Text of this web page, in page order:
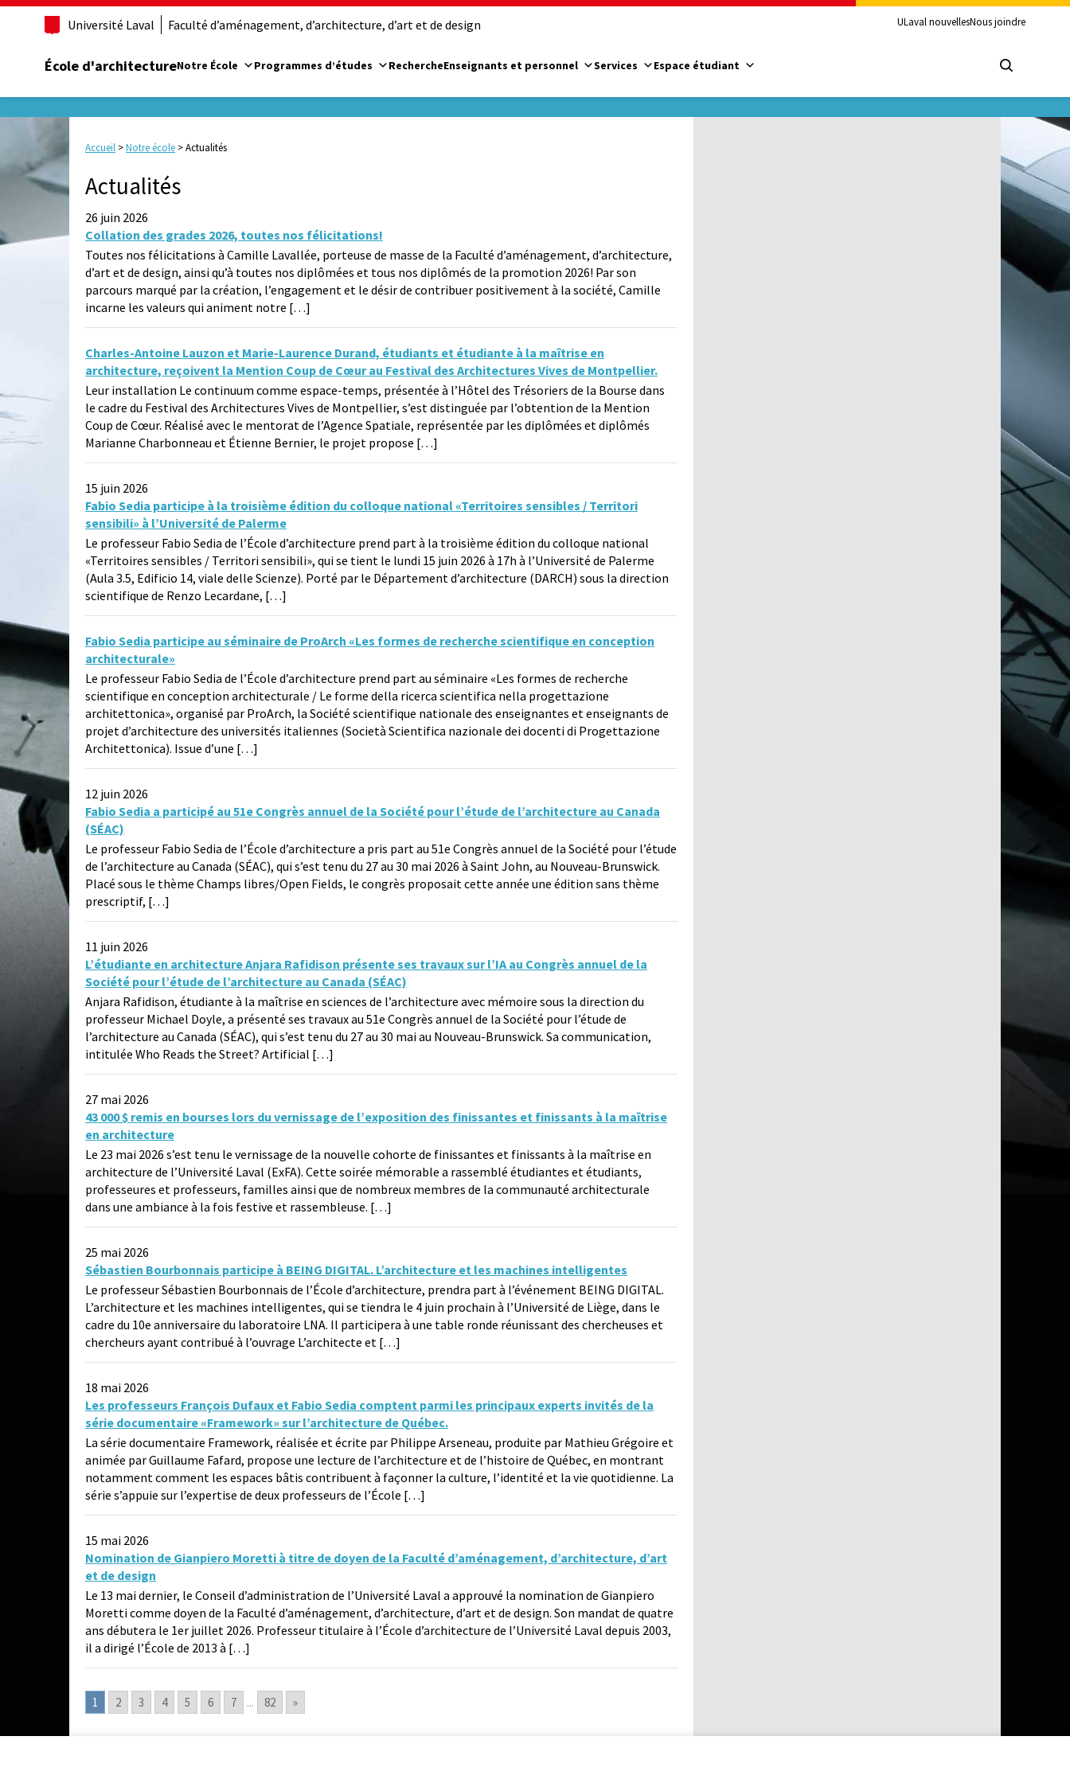
Université Laval Faculté d’aménagement, d’architecture, d’art et de design ULaval nouvellesNous joindre
École d'architectureNotre École Programmes d’études RechercheEnseignants et personnel Services Espace étudiant
Accueil >Notre école >Actualités
Actualités
26 juin 2026
Collation des grades 2026, toutes nos félicitations!
Toutes nos félicitations à Camille Lavallée, porteuse de masse de la Faculté d’aménagement, d’architecture,
d’art et de design, ainsi qu’à toutes nos diplômées et tous nos diplômés de la promotion 2026! Par son
parcours marqué par la création, l’engagement et le désir de contribuer positivement à la société, Camille
incarne les valeurs qui animent notre […]
Charles-Antoine Lauzon et Marie-Laurence Durand, étudiants et étudiante à la maîtrise en
architecture, reçoivent la Mention Coup de Cœur au Festival des Architectures Vives de Montpellier.
Leur installation Le continuum comme espace-temps, présentée à l’Hôtel des Trésoriers de la Bourse dans
le cadre du Festival des Architectures Vives de Montpellier, s’est distinguée par l’obtention de la Mention
Coup de Cœur. Réalisé avec le mentorat de l’Agence Spatiale, représentée par les diplômées et diplômés
Marianne Charbonneau et Étienne Bernier, le projet propose […]
15 juin 2026
Fabio Sedia participe à la troisième édition du colloque national «Territoires sensibles / Territori
sensibili» à l’Université de Palerme
Le professeur Fabio Sedia de l’École d’architecture prend part à la troisième édition du colloque national
«Territoires sensibles / Territori sensibili», qui se tient le lundi 15 juin 2026 à 17h à l’Université de Palerme
(Aula 3.5, Edificio 14, viale delle Scienze). Porté par le Département d’architecture (DARCH) sous la direction
scientifique de Renzo Lecardane, […]
Fabio Sedia participe au séminaire de ProArch «Les formes de recherche scientifique en conception
architecturale»
Le professeur Fabio Sedia de l’École d’architecture prend part au séminaire «Les formes de recherche
scientifique en conception architecturale / Le forme della ricerca scientifica nella progettazione
architettonica», organisé par ProArch, la Société scientifique nationale des enseignantes et enseignants de
projet d’architecture des universités italiennes (Società Scientifica nazionale dei docenti di Progettazione
Architettonica). Issue d’une […]
12 juin 2026
Fabio Sedia a participé au 51e Congrès annuel de la Société pour l’étude de l’architecture au Canada
(SÉAC)
Le professeur Fabio Sedia de l’École d’architecture a pris part au 51e Congrès annuel de la Société pour l’étude
de l’architecture au Canada (SÉAC), qui s’est tenu du 27 au 30 mai 2026 à Saint John, au Nouveau-Brunswick.
Placé sous le thème Champs libres/Open Fields, le congrès proposait cette année une édition sans thème
prescriptif, […]
11 juin 2026
L’étudiante en architecture Anjara Rafidison présente ses travaux sur l’IA au Congrès annuel de la
Société pour l’étude de l’architecture au Canada (SÉAC)
Anjara Rafidison, étudiante à la maîtrise en sciences de l’architecture avec mémoire sous la direction du
professeur Michael Doyle, a présenté ses travaux au 51e Congrès annuel de la Société pour l’étude de
l’architecture au Canada (SÉAC), qui s’est tenu du 27 au 30 mai au Nouveau-Brunswick. Sa communication,
intitulée Who Reads the Street? Artificial […]
27 mai 2026
43 000 $ remis en bourses lors du vernissage de l’exposition des finissantes et finissants à la maîtrise
en architecture
Le 23 mai 2026 s’est tenu le vernissage de la nouvelle cohorte de finissantes et finissants à la maîtrise en
architecture de l’Université Laval (ExFA). Cette soirée mémorable a rassemblé étudiantes et étudiants,
professeures et professeurs, familles ainsi que de nombreux membres de la communauté architecturale
dans une ambiance à la fois festive et rassembleuse. […]
25 mai 2026
Sébastien Bourbonnais participe à BEING DIGITAL. L’architecture et les machines intelligentes
Le professeur Sébastien Bourbonnais de l’École d’architecture, prendra part à l’événement BEING DIGITAL.
L’architecture et les machines intelligentes, qui se tiendra le 4 juin prochain à l’Université de Liège, dans le
cadre du 10e anniversaire du laboratoire LNA. Il participera à une table ronde réunissant des chercheuses et
chercheurs ayant contribué à l’ouvrage L’architecte et […]
18 mai 2026
Les professeurs François Dufaux et Fabio Sedia comptent parmi les principaux experts invités de la
série documentaire «Framework» sur l’architecture de Québec.
La série documentaire Framework, réalisée et écrite par Philippe Arseneau, produite par Mathieu Grégoire et
animée par Guillaume Fafard, propose une lecture de l’architecture et de l’histoire de Québec, en montrant
notamment comment les espaces bâtis contribuent à façonner la culture, l’identité et la vie quotidienne. La
série s’appuie sur l’expertise de deux professeurs de l’École […]
15 mai 2026
Nomination de Gianpiero Moretti à titre de doyen de la Faculté d’aménagement, d’architecture, d’art
et de design
Le 13 mai dernier, le Conseil d’administration de l’Université Laval a approuvé la nomination de Gianpiero
Moretti comme doyen de la Faculté d’aménagement, d’architecture, d’art et de design. Son mandat de quatre
ans débutera le 1er juillet 2026. Professeur titulaire à l’École d’architecture de l’Université Laval depuis 2003,
il a dirigé l’École de 2013 à […]
1 2 3 4 5 6 7 ... 82 »